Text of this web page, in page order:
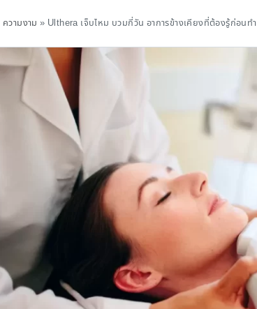
ความงาม » Ulthera เจ็บไหม บวมกี่วัน อาการข้างเคียงที่ต้องรู้ก่อนทำ